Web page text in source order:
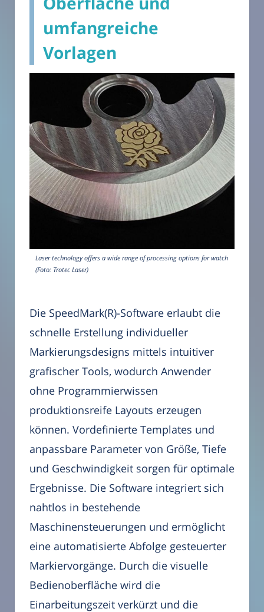
umfangreiche
Vorlagen
Laser technology offers a wide range of processing options for watch
(Foto: Trotec Laser)
Die SpeedMark(R)-Software erlaubt die
schnelle Erstellung individueller
Markierungsdesigns mittels intuitiver
grafischer Tools, wodurch Anwender
ohne Programmierwissen
produktionsreife Layouts erzeugen
können. Vordefinierte Templates und
anpassbare Parameter von Größe, Tiefe
und Geschwindigkeit sorgen für optimale
Ergebnisse. Die Software integriert sich
nahtlos in bestehende
Maschinensteuerungen und ermöglicht
eine automatisierte Abfolge gesteuerter
Markiervorgänge. Durch die visuelle
Bedienoberfläche wird die
Einarbeitungszeit verkürzt und die